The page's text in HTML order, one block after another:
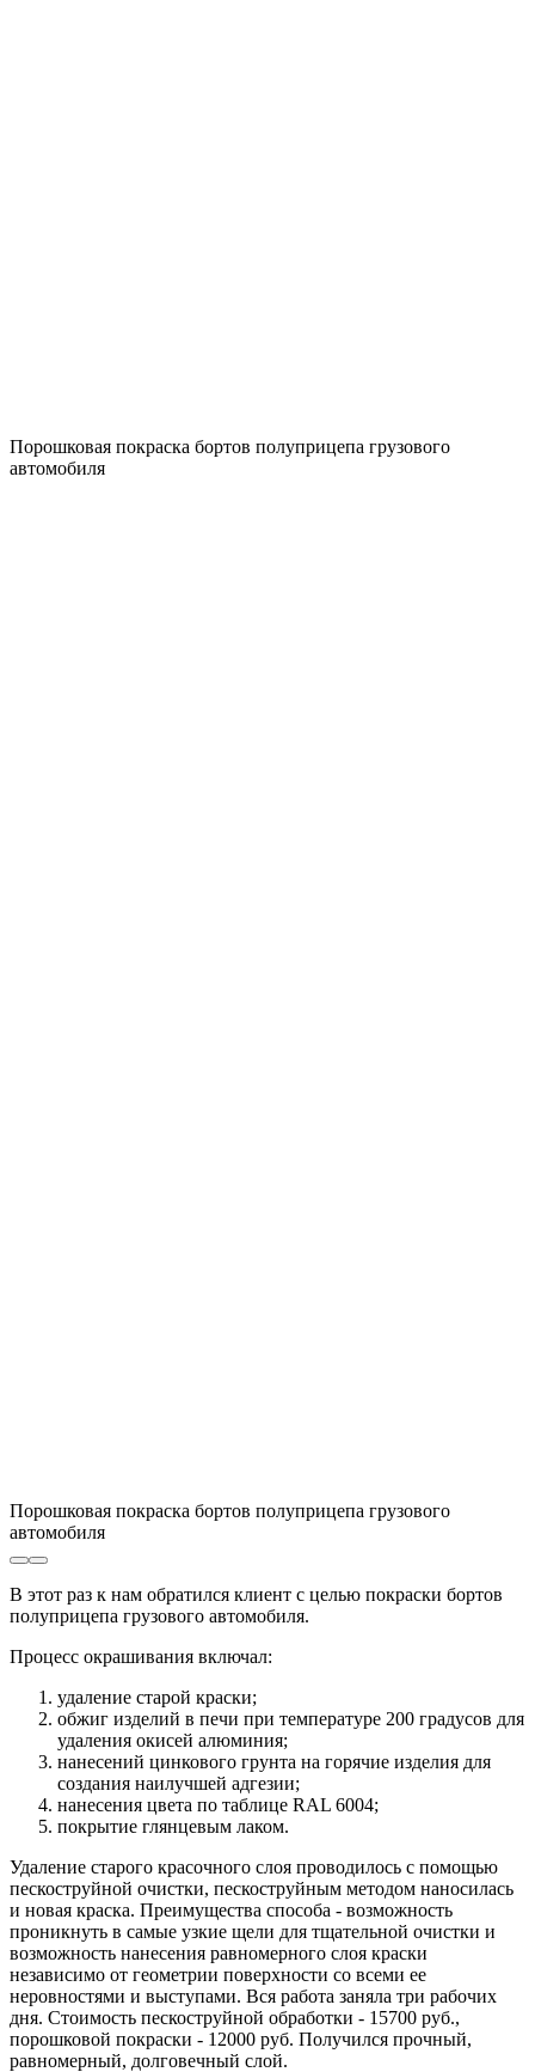
Порошковая покраска бортов полуприцепа грузового
автомобиля
Порошковая покраска бортов полуприцепа грузового
автомобиля
В этот раз к нам обратился клиент с целью покраски бортов
полуприцепа грузового автомобиля.
Процесс окрашивания включал:
удаление старой краски;
обжиг изделий в печи при температуре 200 градусов для
удаления окисей алюминия;
нанесений цинкового грунта на горячие изделия для
создания наилучшей адгезии;
нанесения цвета по таблице RAL 6004;
покрытие глянцевым лаком.
Удаление старого красочного слоя проводилось с помощью
пескоструйной очистки, пескоструйным методом наносилась
и новая краска. Преимущества способа - возможность
проникнуть в самые узкие щели для тщательной очистки и
возможность нанесения равномерного слоя краски
независимо от геометрии поверхности со всеми ее
неровностями и выступами. Вся работа заняла три рабочих
дня. Стоимость пескоструйной обработки - 15700 руб.,
порошковой покраски - 12000 руб. Получился прочный,
равномерный, долговечный слой.